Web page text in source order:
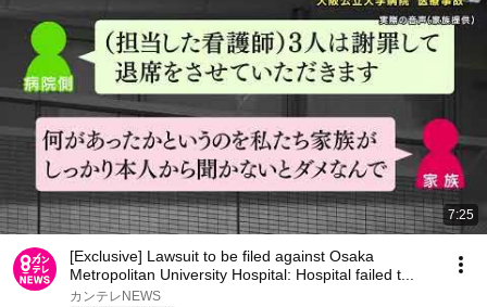
7:25
[Exclusive] Lawsuit to be filed against Osaka
Metropolitan University Hospital: Hospital failed t...
カンテレNEWS